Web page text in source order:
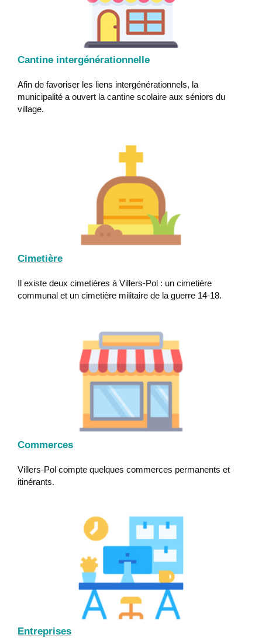
Cantine intergénérationnelle
Afin de favoriser les liens intergénérationnels, la
municipalité a ouvert la cantine scolaire aux séniors du
village.
Cimetière
Il existe deux cimetières à Villers-Pol : un cimetière
communal et un cimetière militaire de la guerre 14-18.
Commerces
Villers-Pol compte quelques commerces permanents et
itinérants.
Entreprises